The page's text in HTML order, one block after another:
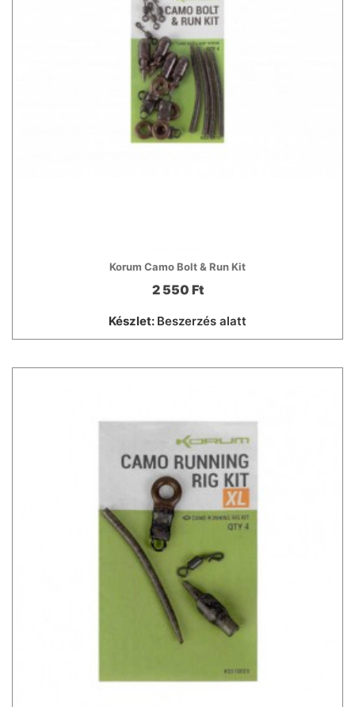
Korum Camo Bolt & Run Kit
2 550 Ft
Készlet: Beszerzés alatt